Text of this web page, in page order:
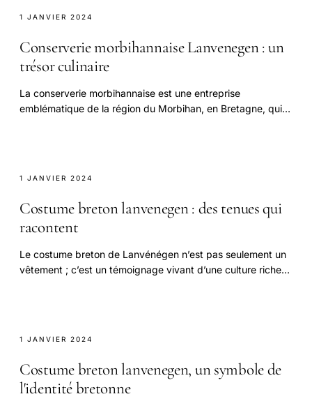
1 JANVIER 2024
Conserverie morbihannaise Lanvenegen : un
trésor culinaire
La conserverie morbihannaise est une entreprise
emblématique de la région du Morbihan, en Bretagne, qui
1 JANVIER 2024
Costume breton lanvenegen : des tenues qui
racontent
Le costume breton de Lanvénégen n’est pas seulement un
vêtement ; c’est un témoignage vivant d’une culture riche
1 JANVIER 2024
Costume breton lanvenegen, un symbole de
l'identité bretonne